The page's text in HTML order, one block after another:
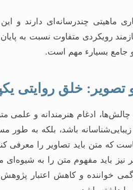
ماهیتی چندرسانه‌ای دارند
رویکردی متفاوت نسبت به
جامع بسیارء مهم است.
تصویر: خلق روایتی
ادغام هنرمندانه و علمی
زیبایی‌شناسانه باشد، بلکه به
که متن باید تصاویر را معرفی
نیز باید مفهوم متن را به شیوه‌ای
خواننده و کاهش اعتبار پژوهش